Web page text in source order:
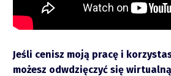
Video
Jeśli cenisz moją pracę i
możesz odwdzięczyć się